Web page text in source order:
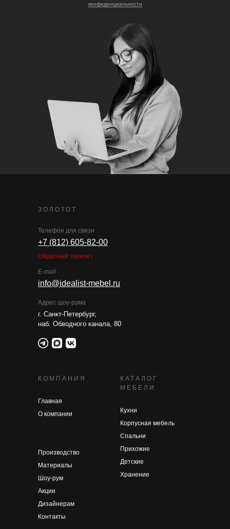
конфиденциальности
КАТАЛОГ
МЕБЕЛИ
ЗОЛОТОТ
Кухни
Детские
Спальни
Корпусная мебель
Хранение
Прихожие
+7 (812) 605-82-00
info@idealist-mebel.ru
Телефон для связи
E-mail
Адрес щоу-рума
Обратный звонок ›
г. Санкт-Петербург,
наб. Обводного канала, 80
КОМПАНИЯ
Главная
Шоу-рум
О компании
Производство
Контакты
Акции
Дизайнерам
Материалы